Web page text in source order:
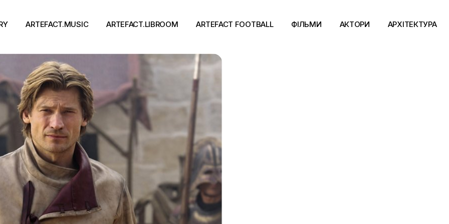
ARTEFACT.MUSIC
Виконавці
Альбоми
Концерти
ARTEFACT.LIBROOM
Письменники
Події
ARTEFACT FOOTBALL ФІЛЬМИ АКТОРИ АРХІТЕКТУРА